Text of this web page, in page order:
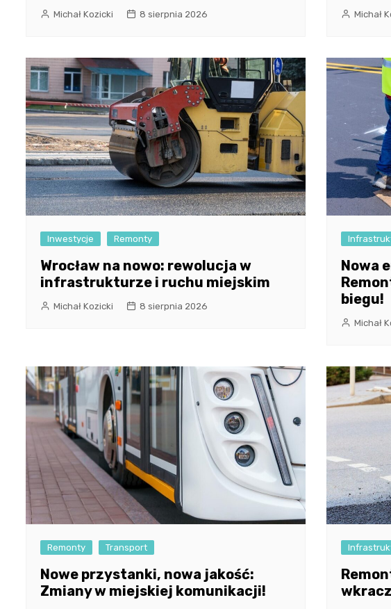
Michał Kozicki 8 sierpnia 2026 Michał
Inwestycje Remonty
Wrocław na nowo: rewolucja w
infrastrukturze i ruchu miejskim
Michał Kozicki 8 sierpnia 2026
Nowa
biegu!
Michał
Remonty Transport
Nowe przystanki, nowa jakość:
Zmiany w miejskiej komunikacji!